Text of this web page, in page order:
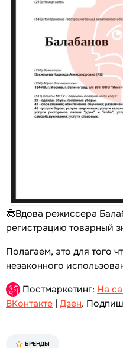
🤓Вдова режиссера
регистрацию товарный
Полагаем, это для того
незаконного
Постмаркетинг: На
ВКонтакте | Дзен.
БРЕНДЫ